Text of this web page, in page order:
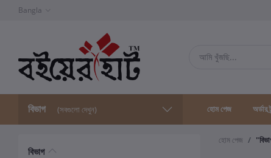
Bangla
বিভাগ (সবগুলো দেখুন) হোম পেজ অর্ডার
বিভাগ
হোম পেজ